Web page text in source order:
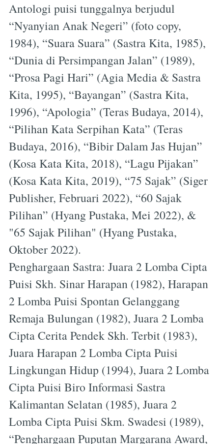
Antologi puisi tunggalnya berjudul
“Nyanyian Anak Negeri” (foto copy,
1984), “Suara Suara” (Sastra Kita, 1985),
“Dunia di Persimpangan Jalan” (1989),
“Prosa Pagi Hari” (Agia Media & Sastra
Kita, 1995), “Bayangan” (Sastra Kita,
1996), “Apologia” (Teras Budaya, 2014),
“Pilihan Kata Serpihan Kata” (Teras
Budaya, 2016), “Bibir Dalam Jas Hujan”
(Kosa Kata Kita, 2018), “Lagu Pijakan”
(Kosa Kata Kita, 2019), “75 Sajak” (Siger
Publisher, Februari 2022), “60 Sajak
Pilihan” (Hyang Pustaka, Mei 2022), &
"65 Sajak Pilihan" (Hyang Pustaka,
Oktober 2022).
Penghargaan Sastra: Juara 2 Lomba Cipta
Puisi Skh. Sinar Harapan (1982), Harapan
2 Lomba Puisi Spontan Gelanggang
Remaja Bulungan (1982), Juara 2 Lomba
Cipta Cerita Pendek Skh. Terbit (1983),
Juara Harapan 2 Lomba Cipta Puisi
Lingkungan Hidup (1994), Juara 2 Lomba
Cipta Puisi Biro Informasi Sastra
Kalimantan Selatan (1985), Juara 2
Lomba Cipta Puisi Skm. Swadesi (1989),
“Penghargaan Puputan Margarana Award,